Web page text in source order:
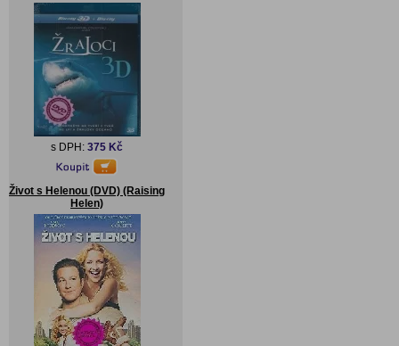
s DPH: 375 Kč
Život s Helenou (DVD) (Raising
Helen)